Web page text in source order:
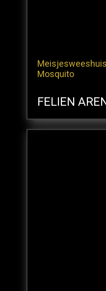
Meisjesweeshuis
Mosquito
FELIEN